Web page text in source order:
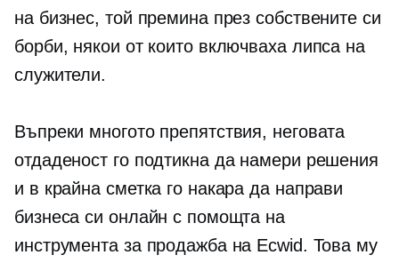
на бизнес, той премина през собствените си
борби, някои от които включваха липса на
служители.
Въпреки многото препятствия, неговата
отдаденост го подтикна да намери решения
и в крайна сметка го накара да направи
бизнеса си онлайн с помощта на
инструмента за продажба на Ecwid. Това му